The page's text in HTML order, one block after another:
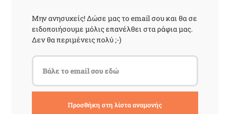
Μην ανησυχείς! Δώσε μας το email σου και θα σε
ειδοποιήσουμε μόλις επανέλθει στα ράφια μας.
Δεν θα περιμένεις πολύ ;-)